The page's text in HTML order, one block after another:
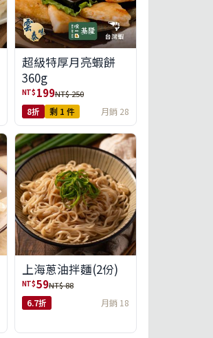
超級特厚月亮蝦餅
360g
NT$ 199NT$ 250
8折 剩 1 件 月銷 28
上海蔥油拌麵(2份)
NT$59NT$ 88
6.7折 月銷 18